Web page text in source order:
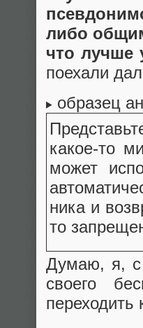
либо
что лучше
поехали
образец
какое-то
может
ника и
то
Думаю, я, с
своего
переходить